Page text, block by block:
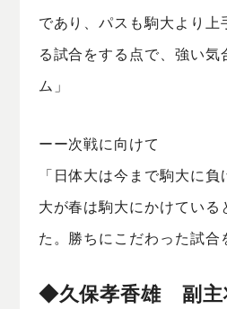
であり、パスも駒大より上
る試合をする点で、強い気
ム」
ーー次戦に向けて
「日体大は今まで駒大に
大が春は駒大にかけている
た。勝ちにこだわった試合
◆久保孝香雄 副主